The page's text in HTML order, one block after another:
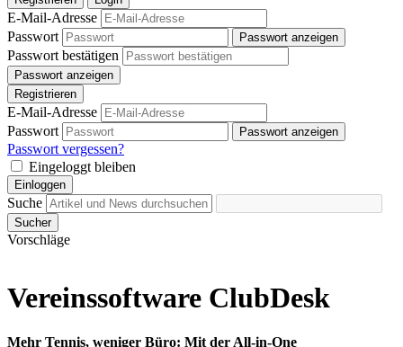
E-Mail-Adresse
Passwort
Passwort anzeigen
Passwort bestätigen
Passwort anzeigen
Registrieren
E-Mail-Adresse
Passwort
Passwort anzeigen
Passwort vergessen?
Eingeloggt bleiben
Einloggen
Suche
Sucher
Vorschläge
Vereinssoftware ClubDesk
Mehr Tennis, weniger Büro: Mit der All-in-One